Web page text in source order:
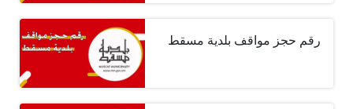
رقم حجز مواقف بلدية مسقط